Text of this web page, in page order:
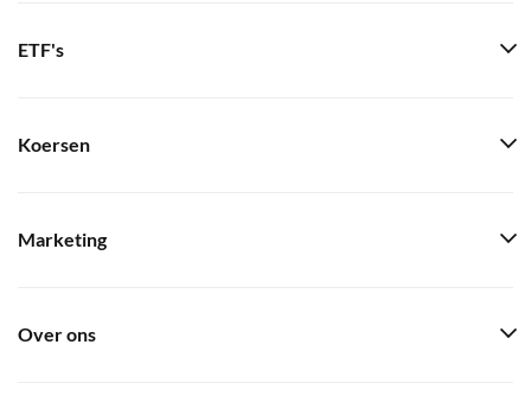
ETF's
Koersen
Marketing
Over ons